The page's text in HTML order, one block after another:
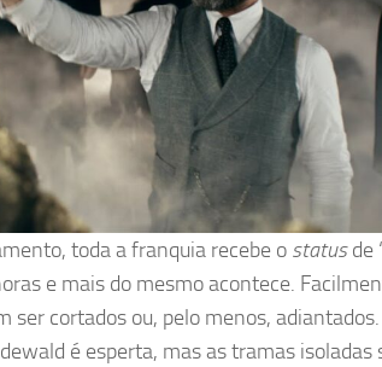
toda a franquia recebe o statusde
e mais do mesmo acontece.
ser cortados ou, pelo menos,
é esperta, mas as tramas isoladas